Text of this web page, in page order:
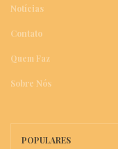
Notícias
Contato
Quem Faz
Sobre Nós
POPULARES